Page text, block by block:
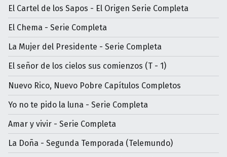
El Cartel de los Sapos - El Origen Serie Completa
El Chema - Serie Completa
La Mujer del Presidente - Serie Completa
El señor de los cielos sus comienzos (T - 1)
Nuevo Rico, Nuevo Pobre Capítulos Completos
Yo no te pido la luna - Serie Completa
Amar y vivir - Serie Completa
La Doña - Segunda Temporada (Telemundo)